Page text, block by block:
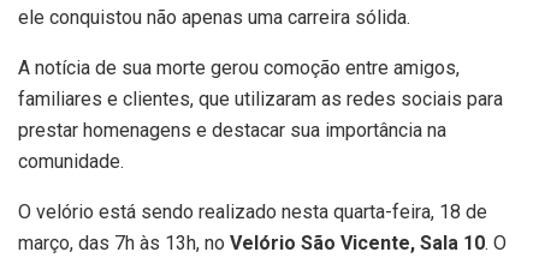
ele conquistou não apenas uma carreira sólida.
A notícia de sua morte gerou comoção entre amigos,
familiares e clientes, que utilizaram as redes sociais para
prestar homenagens e destacar sua importância na
comunidade.
O velório está sendo realizado nesta quarta-feira, 18 de
março, das 7h às 13h, no Velório São Vicente, Sala 10. O